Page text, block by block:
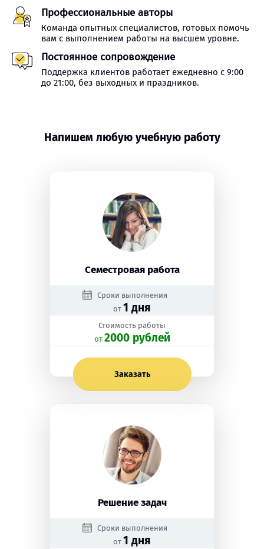
Профессиональные авторы
Команда опытных специалистов, готовых помочь
вам с выполнением работы на высшем уровне.
Постоянное сопровождение
Поддержка клиентов работает ежедневно с 9:00
до 21:00, без выходных и праздников.
Напишем любую учебную работу
Семестровая работа
Сроки выполнения
от 1 дня
Стоимость работы
oт 2000 рублей
Заказать
Решение задач
Сроки выполнения
от 1 дня